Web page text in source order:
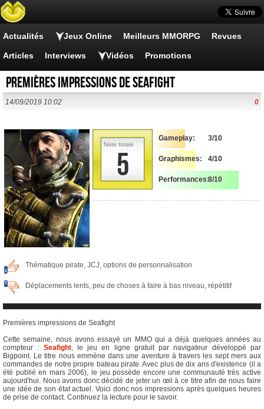
Actualités Jeux Online Meilleurs MMORPG Revues
Articles Interviews Vidéos Promotions
Premières impressions de Seafight
14/09/2019 10:02 0
5
Note totale
Gameplay: 3/10
Graphismes: 4/10
Performances:8/10
Thématique pirate, JCJ, options de personnalisation
Déplacements lents, peu de choses à faire à bas niveau, répétitif
Premières impressions de Seafight
Cette semaine, nous avons essayé un MMO qui a déjà quelques années au
compteur : Seafight, le jeu en ligne gratuit par navigateur développé par
Bigpoint. Le titre nous emmène dans une aventure à travers les sept mers aux
commandes de notre propre bateau pirate. Avec plus de dix ans d'existence (il a
été publié en mars 2006), le jeu possède encore une communauté très active
aujourd'hui. Nous avons donc décidé de jeter un œil à ce titre afin de nous faire
une idée de son état actuel. Voici donc nos impressions après quelques heures
de prise de contact. Continuez la lecture pour le savoir.